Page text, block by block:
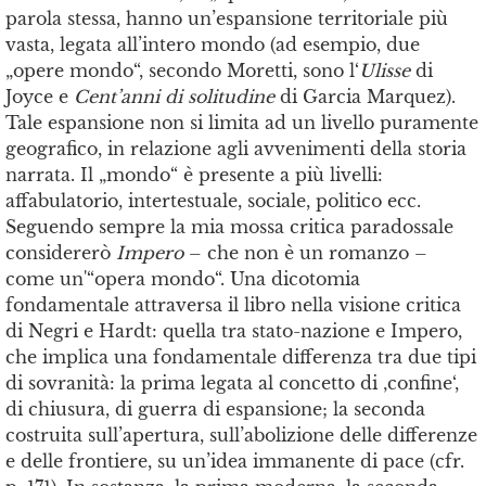
parola stessa, hanno un’espansione territoriale più
vasta, legata all’intero mondo (ad esempio, due
„opere mondo“, secondo Moretti, sono l‘ Ulisse di
Joyce e Cent’anni di solitudine di Garcia Marquez).
Tale espansione non si limita ad un livello puramente
geografico, in relazione agli avvenimenti della storia
narrata. Il „mondo“ è presente a più livelli:
affabulatorio, intertestuale, sociale, politico ecc.
Seguendo sempre la mia mossa critica paradossale
considererò Impero– che non è un romanzo –
come un'“opera mondo“. Una dicotomia
fondamentale attraversa il libro nella visione critica
di Negri e Hardt: quella tra stato-nazione e Impero,
che implica una fondamentale differenza tra due tipi
di sovranità: la prima legata al concetto di ‚confine‘,
di chiusura, di guerra di espansione; la seconda
costruita sull’apertura, sull’abolizione delle differenze
e delle frontiere, su un’idea immanente di pace (cfr.